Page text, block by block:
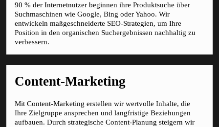
90 % der Internetnutzer beginnen ihre Produktsuche über
Suchmaschinen wie Google, Bing oder Yahoo. Wir
entwickeln maßgeschneiderte SEO-Strategien, um Ihre
Position in den organischen Suchergebnissen nachhaltig zu
verbessern.
Content-Marketing
Mit Content-Marketing erstellen wir wertvolle Inhalte, die
Ihre Zielgruppe ansprechen und langfristige Beziehungen
aufbauen. Durch strategische Content-Planung steigern wir